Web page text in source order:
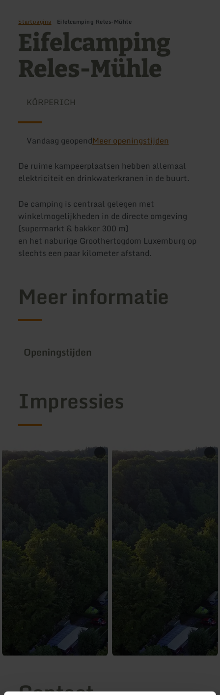
Startpagina Eifelcamping Reles-Mühle
Eifelcamping
Reles-Mühle
KÖRPERICH
Vandaag geopendMeer openingstijden
De ruime kampeerplaatsen hebben allemaal
elektriciteit en drinkwaterkranen in de buurt.
De camping is centraal gelegen met
winkelmogelijkheden in de directe omgeving
(supermarkt & bakker 300 m)
en het naburige Groothertogdom Luxemburg op
slechts een paar kilometer afstand.
Meer informatie
Openingstijden
Impressies